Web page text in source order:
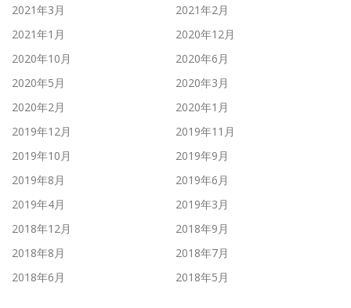
2021年3月
2021年2月
2021年1月
2020年12月
2020年10月
2020年6月
2020年5月
2020年3月
2020年2月
2020年1月
2019年12月
2019年11月
2019年10月
2019年9月
2019年8月
2019年6月
2019年4月
2019年3月
2018年12月
2018年9月
2018年8月
2018年7月
2018年6月
2018年5月